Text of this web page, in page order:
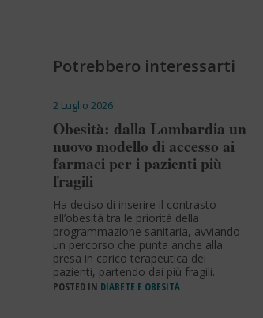
Potrebbero interessarti
2 Luglio 2026
Obesità: dalla Lombardia un
nuovo modello di accesso ai
farmaci per i pazienti più
fragili
Ha deciso di inserire il contrasto
all’obesità tra le priorità della
programmazione sanitaria, avviando
un percorso che punta anche alla
presa in carico terapeutica dei
pazienti, partendo dai più fragili.
POSTED IN DIABETE E OBESITÀ